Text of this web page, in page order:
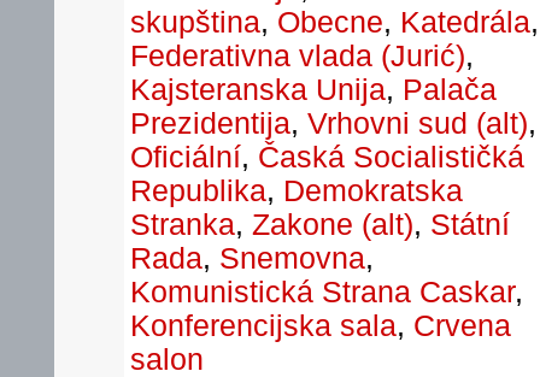
skupština, Obecne, Katedrála,
Federativna vlada (Jurić),
Kajsteranska Unija, Palača
Prezidentija, Vrhovni sud (alt),
Oficiální, Časká Socialističká
Republika, Demokratska
Stranka, Zakone (alt), Státní
Rada, Snemovna,
Komunistická Strana Caskar,
Konferencijska sala, Crvena
salon